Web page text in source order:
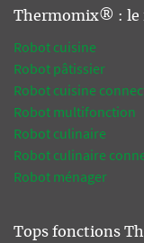
Thermomix® : le
Robot cuisine
Robot pâtissier
Robot cuisine
Robot multifonction
Robot culinaire
Robot culinaire
Robot ménager
Tops fonctions